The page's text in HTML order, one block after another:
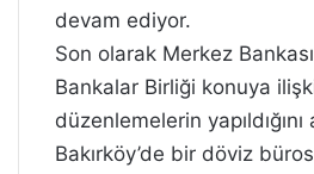
devam ediyor.
Son olarak Merkez
Bankalar Birliği konuya
düzenlemelerin yapıldığını
Bakırköy’de bir döviz